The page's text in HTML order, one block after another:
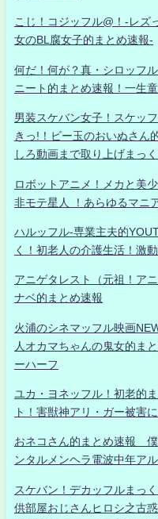
こじ！コジッフル@！-レズ
女のBL腐女子的まとめ速報-
何だ！何が？真・シロッ
ニート的まとめ速報！一生
男装スケバン女子！スケッ
きっ!！ビー玉のおいぬさ
しろ動画まで取り上げまっ
ロボットアニメ！メカと美
非モテ星人 ！あらゆるマニ
ハルッフル-専業主夫的
く！初老人の介護生活！激
アニゲタレスト（元祖！ア
ナベ的まとめ速報
火浦のシネマッフル映画
人オカマちゃんの鬼女的ま
ーハーフ
ユカ・ヨネッフル！初老的
ト！害獣神アリ・ガー被害
おネコさん的まとめ速報
ンタルメンヘラ電波中年ア
スケバン！デカッフルまっ
供部屋おじさんヒロシ之古